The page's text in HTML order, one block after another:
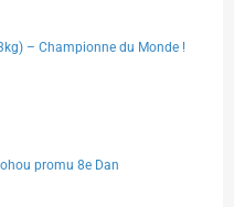
– Championne du Monde !
promu 8e Dan